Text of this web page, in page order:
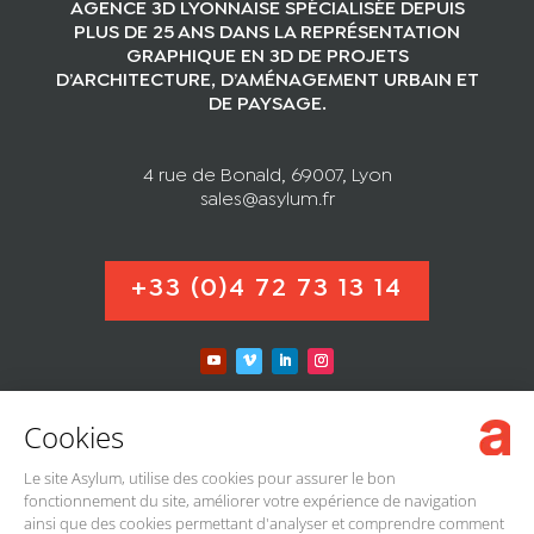
Cookies
Le site Asylum, utilise des cookies pour assurer le bon
fonctionnement du site, améliorer votre expérience de navigation
ainsi que des cookies permettant d'analyser et comprendre comment
AGENCE 3D LYONNAISE SPÉCIALISÉE DEPUIS
PLUS DE 25 ANS DANS LA REPRÉSENTATION
GRAPHIQUE EN 3D DE PROJETS
D’ARCHITECTURE, D’AMÉNAGEMENT URBAIN ET
DE PAYSAGE.
4 rue de Bonald, 69007, Lyon
sales@asylum.fr
+33 (0)4 72 73 13 14
MENTIONS LÉGALES